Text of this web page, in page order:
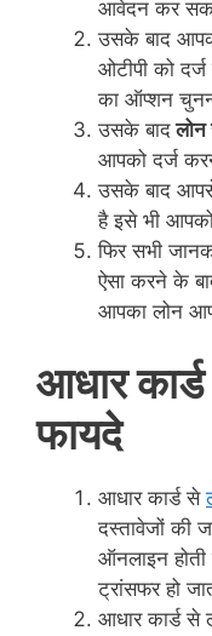
आवेदन कर
उसके बाद
ओटीपी को
का ऑप्शन चुनना
उसके बादलोन
आपको दर्ज
उसके बाद
है इसे भी आपको
फिर सभी
ऐसा करने के
आपका लोन
आधार
फायदे
आधार कार्ड से
दस्तावेजों की
ऑनलाइन
ट्रांसफर हो
आधार कार्ड